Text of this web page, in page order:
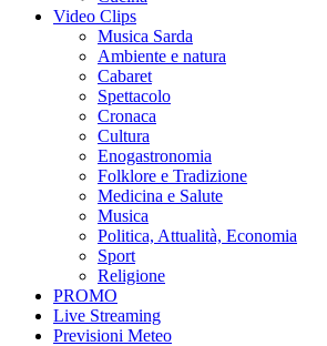
Video Clips
Musica Sarda
Ambiente e natura
Cabaret
Spettacolo
Cronaca
Cultura
Enogastronomia
Folklore e Tradizione
Medicina e Salute
Musica
Politica, Attualità, Economia
Sport
Religione
PROMO
Live Streaming
Previsioni Meteo